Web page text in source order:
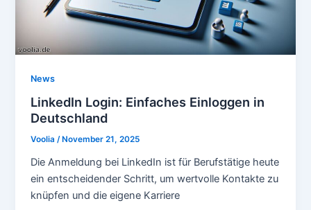
News
LinkedIn Login: Einfaches Einloggen in
Deutschland
Voolia/ November 21, 2025
Die Anmeldung bei LinkedIn ist für Berufstätige heute
ein entscheidender Schritt, um wertvolle Kontakte zu
knüpfen und die eigene Karriere